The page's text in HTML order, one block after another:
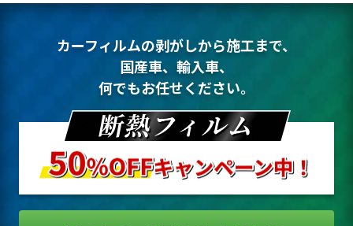
050-1721-5070
受付時間 10:00〜19:00（不定休）
お問い合わせフォーム
カーフィルムの剥がしから施工まで、
国産車、輸入車、
何でもお任せください。